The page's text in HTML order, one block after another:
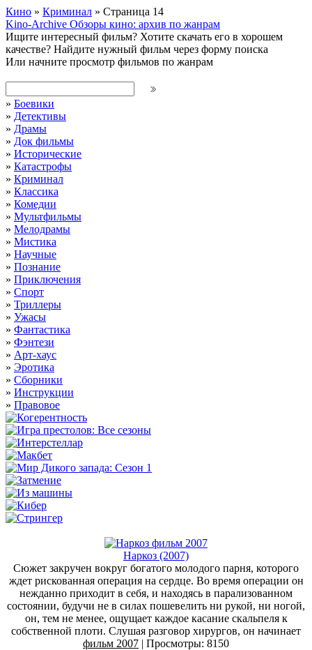
Кино » Криминал » Страница 14
Kino-Archive Обзоры кино: архив по жанрам
Ищите интересный фильм? Хотите скачать его в хорошем
качестве? Найдите нужный фильм через форму поиска
Или начните просмотр фильмов по жанрам
» Боевики
» Детективы
» Драмы
» Док фильмы
» Исторические
» Катастрофы
» Криминал
» Классика
» Комедии
» Мультфильмы
» Мелодрамы
» Мистика
» Научные
» Познание
» Приключения
» Спорт
» Триллеры
» Ужасы
» Фантастика
» Фэнтези
» Арт-хаус
» Эротика
» Сборники
» Инструкции
» Правовое
Наркоз (2007)
Сюжет закручен вокруг богатого молодого парня, которого
ждет рискованная операция на сердце. Во время операции он
нежданно приходит в себя, и находясь в парализованном
состоянии, будучи не в силах пошевелить ни рукой, ни ногой,
он, тем не менее, ощущает каждое касание скальпеля к
собственной плоти. Слушая разговор хирургов, он начинает
фильм 2007 | Просмотры: 8150